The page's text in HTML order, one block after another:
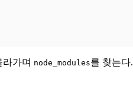
가며 node_modules를 찾는다.